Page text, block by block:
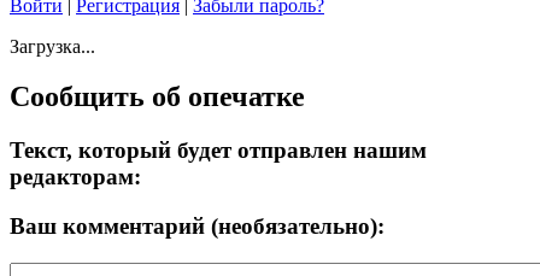
Войти | Регистрация | Забыли пароль?
Загрузка...
Сообщить об опечатке
Текст, который будет отправлен нашим
редакторам:
Ваш комментарий (необязательно):